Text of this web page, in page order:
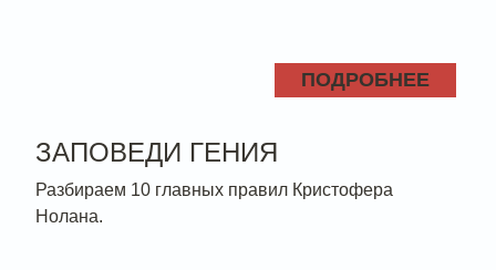
ПОДРОБНЕЕ
ЗАПОВЕДИ ГЕНИЯ
Разбираем 10 главных правил Кристофера
Нолана.